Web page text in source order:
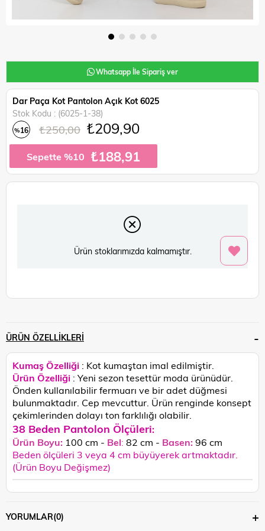
Whatsapp İle Sipariş ver
Dar Paça Kot Pantolon Açık Kot 6025
Stok Kodu
(6025-1-38)
%16 ₺250,00 ₺209,90
Sepette %10 ₺188,91
Ürün stoklarımızda kalmamıştır.
ÜRÜN ÖZELLIKLERI
Kumaş Özelliği : Kot kumaştan imal edilmiştir.
Ürün Özelliği : Yeni sezon tesettür moda ürünüdür.
Önden kullanılabilir fermuarı ve bir adet düğmesi
bulunmaktadır. Cep mevcuttur. Ürün renginde konsept
çekimlerinden dolayı ton farklılığı olabilir.
38 Beden Pantolon Ölçüleri:
Ürün Boyu: 100 cm - Bel: 82 cm - Basen:96 cm
Beden ölçüleri 3 veya 4 cm büyüyerek artmaktadır.
(Ürün Boyu Değişmez)
YORUMLAR(0)